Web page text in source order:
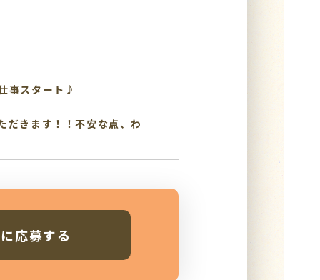
事スタート♪
だきます！！不安な点、わ
応募する